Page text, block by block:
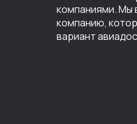
компаниями. Мы
компанию,
вариант